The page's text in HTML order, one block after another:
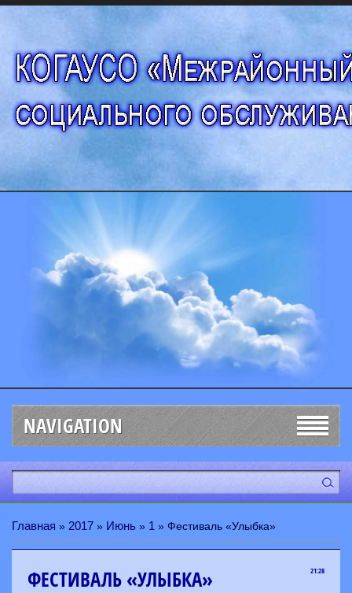
NAVIGATION
Главная » 2017 » Июнь » 1 » Фестиваль «Улыбка»
21:28
ФЕСТИВАЛЬ «УЛЫБКА»